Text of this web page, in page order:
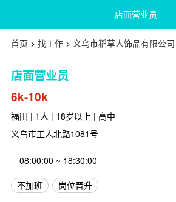
店面营业员
首页 > 找工作> 义乌市稻草人饰品有限公司
店面营业员
6k-10k
福田 | 1人 | 18岁以上 | 高中
义乌市工人北路1081号
08:00:00 ~ 18:30:00
不加班 岗位晋升